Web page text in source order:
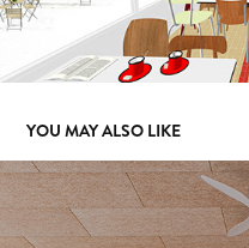
YOU MAY ALSO LIKE